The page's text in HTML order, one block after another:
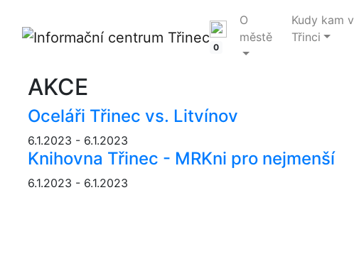
0
O
městě
Kudy kam v
Třinci
AKCE
Oceláři Třinec vs. Litvínov
6.1.2023 - 6.1.2023
Knihovna Třinec - MRKni pro nejmenší
6.1.2023 - 6.1.2023